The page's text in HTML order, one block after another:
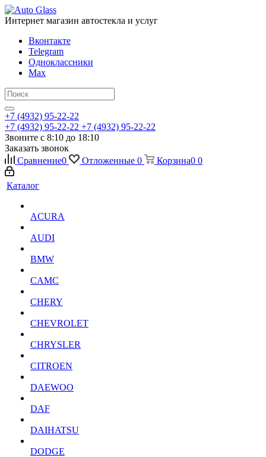
Интернет магазин автостекла и услуг
Вконтакте
Telegram
Одноклассники
Max
+7 (4932) 95-22-22
+7 (4932) 95-22-22 +7 (4932) 95-22-22
Звоните с 8:10 до 18:10
Заказать звонок
Сравнение0 Отложенные 0 Корзина0 0
Каталог
ACURA
AUDI
BMW
CAMC
CHERY
CHEVROLET
CHRYSLER
CITROEN
DAEWOO
DAF
DAIHATSU
DODGE